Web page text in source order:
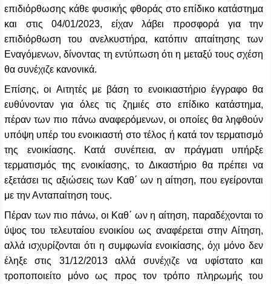
επιδιόρθωσης κάθε φυσικής φθοράς στο επίδικο κατάστημα
και στις 04/01/2023, είχαν λάβει προσφορά για την
επιδιόρθωση του ανελκυστήρα, κατόπιν απαίτησης των
Εναγόμενων, δίνοντας τη εντύπωση ότι η μεταξύ τους σχέση
θα συνέχιζε κανονικά.
Επίσης, οι Αιτητές με βάση το ενοικιαστήριο έγγραφο θα
ευθύνονταν για όλες τις ζημιές στο επίδικο κατάστημα,
πέραν των πιο πάνω αναφερόμενων, οι οποίες θα ληφθούν
υπόψη υπέρ του ενοικιαστή στο τέλος ή κατά τον τερματισμό
της ενοικίασης. Κατά συνέπεια, αν πράγματι υπήρξε
τερματισμός της ενοικίασης, το Δικαστήριο θα πρέπει να
εξετάσει τις αξιώσεις των Καθ΄ ων η αίτηση, που εγείρονται
με την Ανταπαίτηση τους.
Πέραν των πιο πάνω, οι Καθ΄ ων η αίτηση, παραδέχονται το
ύψος του τελευταίου ενοικίου ως αναφέρεται στην Αίτηση,
αλλά ισχυρίζονται ότι η συμφωνία ενοικίασης, όχι μόνο δεν
έληξε στις 31/12/2013 αλλά συνέχιζε να υφίστατο και
τροποποιείτο μόνο ως προς τον τρόπο πληρωμής του